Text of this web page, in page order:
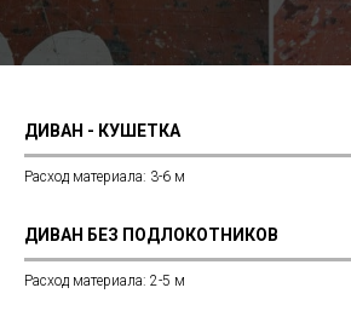
ДИВАН - КУШЕТКА
Расход материала: 3-6 м
ДИВАН БЕЗ ПОДЛОКОТНИКОВ
Расход материала: 2-5 м